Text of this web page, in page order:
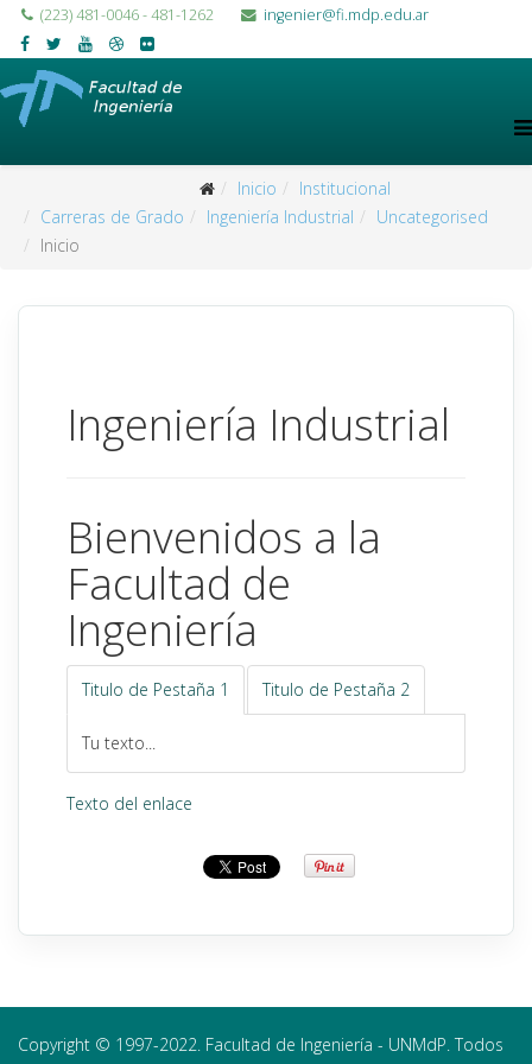
(223) 481-0046 - 481-1262 ingenier@fi.mdp.edu.ar
Inicio
Institucional
Carreras de Grado
Ingeniería Industrial
Uncategorised
Inicio
Ingeniería Industrial
Bienvenidos a la
Facultad de
Ingeniería
Titulo de Pestaña 1 Titulo de Pestaña 2
Tu texto...
Texto del enlace
Copyright © 1997-2022. Facultad de Ingeniería - UNMdP. Todos